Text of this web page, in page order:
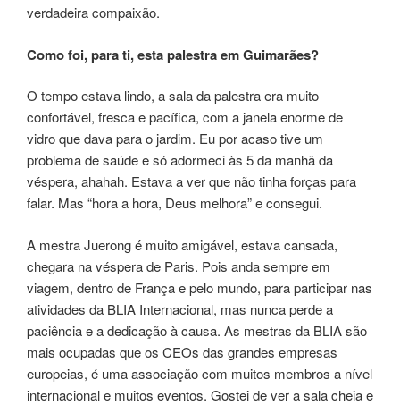
verdadeira compaixão.
Como foi, para ti, esta palestra em Guimarães?
O tempo estava lindo, a sala da palestra era muito
confortável, fresca e pacífica, com a janela enorme de
vidro que dava para o jardim. Eu por acaso tive um
problema de saúde e só adormeci às 5 da manhã da
véspera, ahahah. Estava a ver que não tinha forças para
falar. Mas “hora a hora, Deus melhora” e consegui.
A mestra Juerong é muito amigável, estava cansada,
chegara na véspera de Paris. Pois anda sempre em
viagem, dentro de França e pelo mundo, para participar nas
atividades da BLIA Internacional, mas nunca perde a
paciência e a dedicação à causa. As mestras da BLIA são
mais ocupadas que os CEOs das grandes empresas
europeias, é uma associação com muitos membros a nível
internacional e muitos eventos. Gostei de ver a sala cheia e